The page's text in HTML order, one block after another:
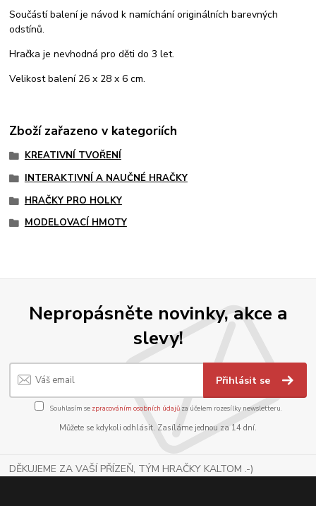
Součástí balení je návod k namíchání originálních barevných
odstínů.
Hračka je nevhodná pro děti do 3 let.
Velikost balení 26 x 28 x 6 cm.
Zboží zařazeno v kategoriích
KREATIVNÍ TVOŘENÍ
INTERAKTIVNÍ A NAUČNÉ HRAČKY
HRAČKY PRO HOLKY
MODELOVACÍ HMOTY
Nepropásněte novinky, akce a
slevy!
Přihlásit se
Souhlasím se zpracováním osobních údajůza účelem rozesílky newsletteru.
Můžete se kdykoli odhlásit. Zasíláme jednou za 14 dní.
DĚKUJEME ZA VAŠÍ PŘÍZEŇ, TÝM HRAČKY KALTOM .-)